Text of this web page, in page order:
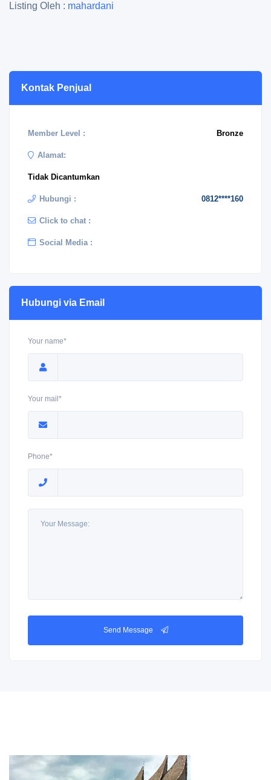
Listing Oleh : mahardani
Kontak Penjual
Member Level : Bronze
Alamat:
Tidak Dicantumkan
Hubungi : 0812****160
Click to chat :
Social Media :
Hubungi via Email
Your name*
Your mail*
Phone*
Send Message